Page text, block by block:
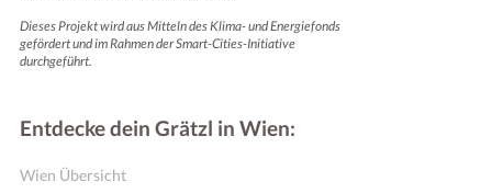
Dieses Projekt wird aus Mitteln des Klima- und Energiefonds
gefördert und im Rahmen der Smart-Cities-Initiative
durchgeführt.
Entdecke dein Grätzl in Wien:
Wien Übersicht